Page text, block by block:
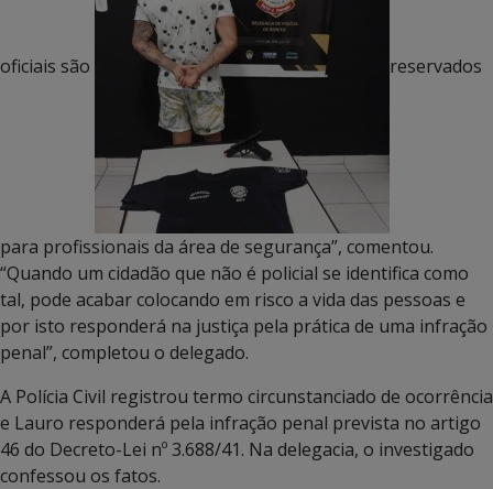
oficiais são reservados
para profissionais da área de segurança”, comentou.
“Quando um cidadão que não é policial se identifica como
tal, pode acabar colocando em risco a vida das pessoas e
por isto responderá na justiça pela prática de uma infração
penal”, completou o delegado.
A Polícia Civil registrou termo circunstanciado de ocorrência
e Lauro responderá pela infração penal prevista no artigo
46 do Decreto-Lei nº 3.688/41. Na delegacia, o investigado
confessou os fatos.